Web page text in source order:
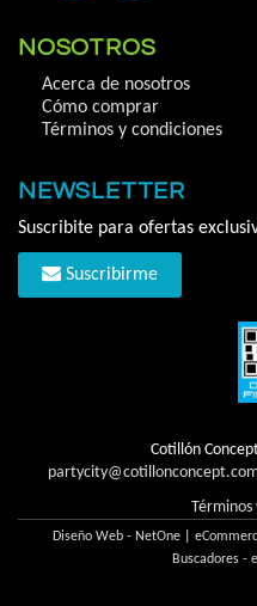
NOSOTROS
Acerca de nosotros
Cómo comprar
Términos y condiciones
NEWSLETTER
Suscribite para ofertas
Suscribirme
Cotillón
Términos
Diseño Web - NetOne|
Buscadores -